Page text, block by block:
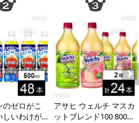
お届けの日時指定はいたしかね
けない場合、商品の再発送や返
けできません。宅配業者からの
います。また商品によって発送
のゼロがこ
しいわけが
アサヒ ウェルチ マスカ
ットブレンド100 800g /
Next